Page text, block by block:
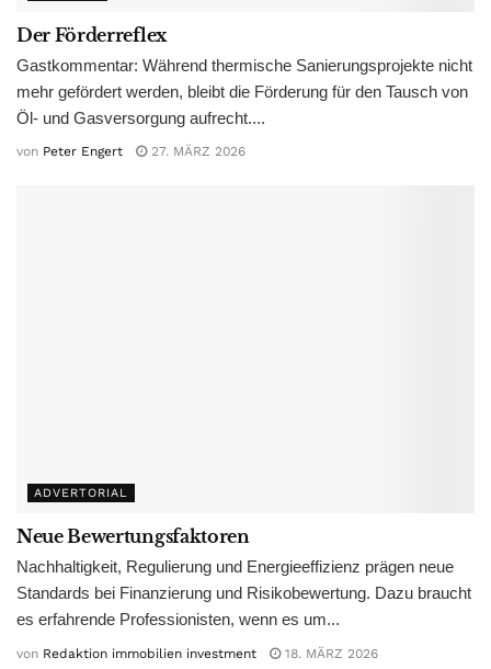
Der Förderreflex
Gastkommentar: Während thermische Sanierungsprojekte nicht
mehr gefördert werden, bleibt die Förderung für den Tausch von
Öl- und Gasversorgung aufrecht....
von Peter Engert 27. MÄRZ 2026
ADVERTORIAL
Neue Bewertungsfaktoren
Nachhaltigkeit, Regulierung und Energieeffizienz prägen neue
Standards bei Finanzierung und Risikobewertung. Dazu braucht
es erfahrende Professionisten, wenn es um...
von Redaktion immobilien investment 18. MÄRZ 2026